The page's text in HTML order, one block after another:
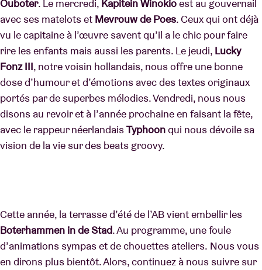
Ouboter. Le mercredi, Kapitein Winokioest au gouvernail
avec ses matelots et Mevrouw de Poes. Ceux qui ont déjà
vu le capitaine à l’œuvre savent qu’il a le chic pour faire
rire les enfants mais aussi les parents. Le jeudi, Lucky
Fonz III, notre voisin hollandais, nous offre une bonne
dose d’humour et d’émotions avec des textes originaux
portés par de superbes mélodies. Vendredi, nous nous
disons au revoir et à l’année prochaine en faisant la fête,
avec le rappeur néerlandaisTyphoonqui nous dévoile sa
vision de la vie sur des beats groovy.
Cette année, la terrasse d’été de l’AB vient embellir les
Boterhammen in de Stad. Au programme, une foule
d’animations sympas et de chouettes ateliers. Nous vous
en dirons plus bientôt. Alors, continuez à nous suivre sur